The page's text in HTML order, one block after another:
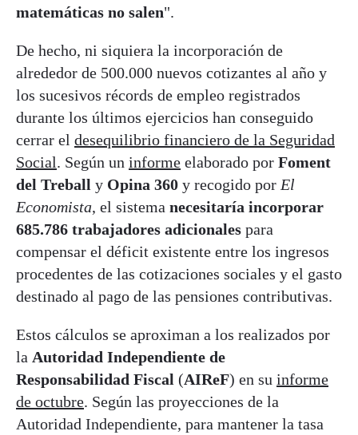
matemáticas no salen".
De hecho, ni siquiera la incorporación de
alrededor de 500.000 nuevos cotizantes al año y
los sucesivos récords de empleo registrados
durante los últimos ejercicios han conseguido
cerrar el desequilibrio financiero de la Seguridad
Social. Según un informe elaborado por Foment
del Treball y Opina 360 y recogido por El
Economista, el sistema necesitaría incorporar
685.786 trabajadores adicionales para
compensar el déficit existente entre los ingresos
procedentes de las cotizaciones sociales y el gasto
destinado al pago de las pensiones contributivas.
Estos cálculos se aproximan a los realizados por
la Autoridad Independiente de
Responsabilidad Fiscal (AIReF) en su informe
de octubre. Según las proyecciones de la
Autoridad Independiente, para mantener la tasa